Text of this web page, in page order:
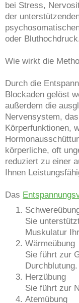
bei Stress,
der
oder
Wie wirkt die
Durch die
Blockaden gelöst
außerdem die
Nervensystem,
Körperfunktionen,
körperliche, oft
reduziert zu einer
Ihnen
Das
Sie
Muskulatur
Wärmeübung
Sie führt zur
Durchblutung.
Herzübung
Sie führt zur
Atemübung